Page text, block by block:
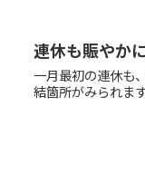
連休も賑やか
一月最初の連休も
結箇所がみられま